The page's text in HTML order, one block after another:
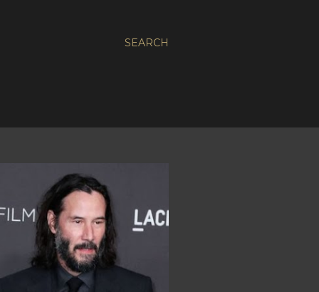
SEARCH